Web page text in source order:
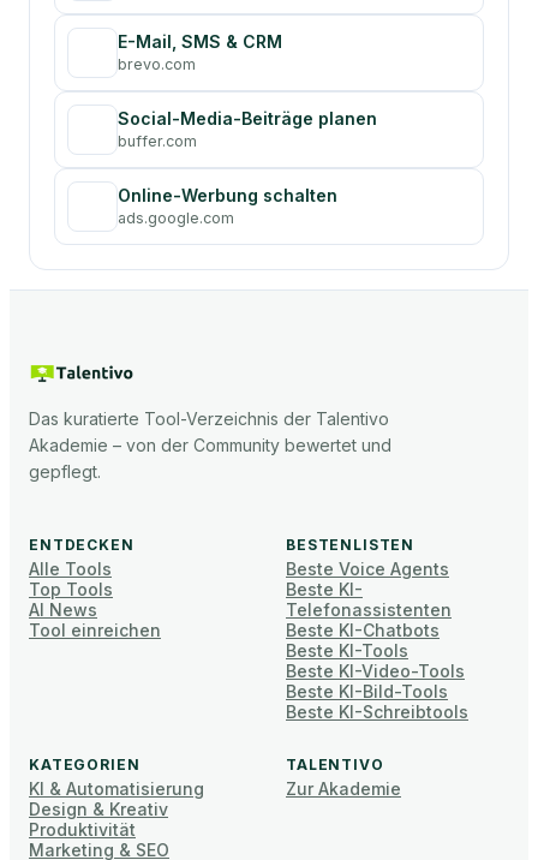
E-Mail, SMS & CRM
brevo.com
Social-Media-Beiträge planen
buffer.com
Online-Werbung schalten
ads.google.com
Das kuratierte Tool-Verzeichnis der Talentivo
Akademie – von der Community bewertet und
gepflegt.
ENTDECKEN
Alle Tools
Top Tools
AI News
Tool einreichen
BESTENLISTEN
Beste Voice Agents
Beste KI-
Telefonassistenten
Beste KI-Chatbots
Beste KI-Tools
Beste KI-Video-Tools
Beste KI-Bild-Tools
Beste KI-Schreibtools
KATEGORIEN
KI & Automatisierung
Design & Kreativ
Produktivität
Marketing & SEO
TALENTIVO
Zur Akademie